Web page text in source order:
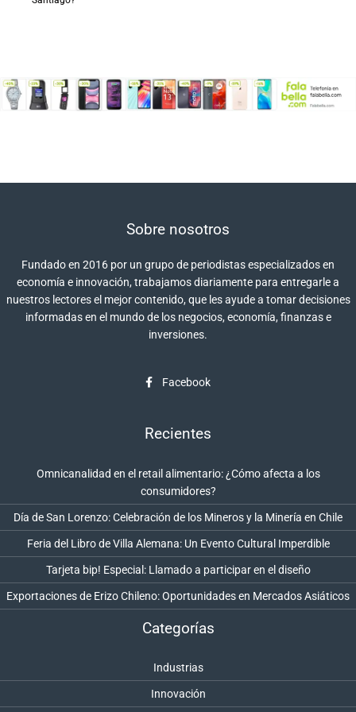
Sobre nosotros
Fundado en 2016 por un grupo de periodistas especializados en
economía e innovación, trabajamos diariamente para entregarle a
nuestros lectores el mejor contenido, que les ayude a tomar decisiones
informadas en el mundo de los negocios, economía, finanzas e
inversiones.
Facebook
Recientes
Omnicanalidad en el retail alimentario: ¿Cómo afecta a los
consumidores?
Día de San Lorenzo: Celebración de los Mineros y la Minería en Chile
Feria del Libro de Villa Alemana: Un Evento Cultural Imperdible
Tarjeta bip! Especial: Llamado a participar en el diseño
Exportaciones de Erizo Chileno: Oportunidades en Mercados Asiáticos
Categorías
Industrias
Innovación